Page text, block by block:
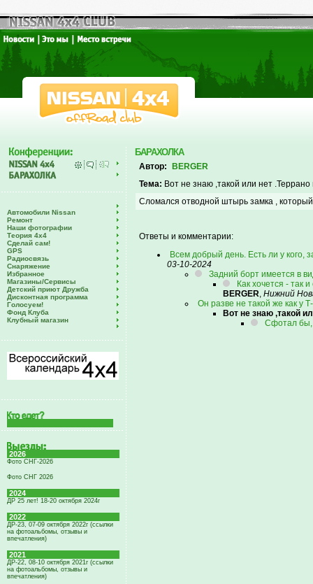
Автомобили Nissan
Ремонт
Наши фотографии
Теория 4х4
Сделай сам!
GPS
Радиосвязь
Снаряжение
Избранное
Магазины/Сервисы
Детский приют Дружба
Дисконтная программа
Голосуем!
Фонд Клуба
Клубный магазин
2026
Фото СНГ-2026
Фото СНГ 2026
2024
ДР 25 лет! 18-20 октября 2024г
2022
ДР-23, 07-09 октября 2022г (ссылки
на фотоальбомы, отзывы и
впечатления)
2021
ДР-22, 08-10 октября 2021г (ссылки
на фотоальбомы, отзывы и
впечатления)
БАРАХОЛКА
Автор:
BERGER
Тема: Вот не знаю ,такой или нет
Сломался отводной штырь замка ,
Ответы и комментарии:
Всем добрый день. Есть ли у кого,
03-10-2024
Задний борт имеется в
Как хочется - так
BERGER, Нижний
Он разве не такой же как у
Вот не знаю ,такой
Сфотал бы,